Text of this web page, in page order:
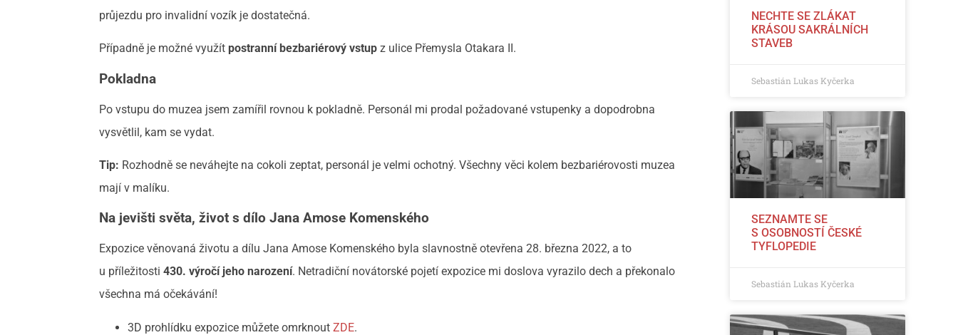
průjezdu pro invalidní vozík je dostatečná.
Případně je možné využítpostranní bezbariérový vstup z ulice Přemysla Otakara II.
Pokladna
Po vstupu do muzea jsem zamířil rovnou k pokladně. Personál mi prodal požadované vstupenky a dopodrobna
vysvětlil, kam se vydat.
Tip: Rozhodně se neváhejte na cokoli zeptat, personál je velmi ochotný. Všechny věci kolem bezbariérovosti muzea
mají v malíku.
Na jevišti světa, život s dílo Jana Amose Komenského
Expozice věnovaná životu a dílu Jana Amose Komenského byla slavnostně otevřena 28. března 2022, a to
u příležitosti430. výročí jeho narození. Netradiční novátorské pojetí expozice mi doslova vyrazilo dech a překonalo
všechna má očekávání!
3D prohlídku expozice můžete omrknoutZDE.
NECHTE SE ZLÁKAT
KRÁSOU SAKRÁLNÍCH
STAVEB
Sebastián Lukas Kyčerka
SEZNAMTE SE
S OSOBNOSTÍ ČESKÉ
TYFLOPEDIE
Sebastián Lukas Kyčerka